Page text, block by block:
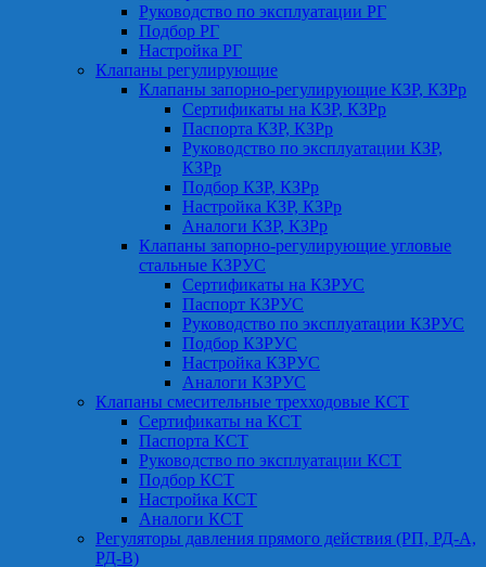
Руководство по эксплуатации РГ
Подбор РГ
Настройка РГ
Клапаны регулирующие
Клапаны запорно-регулирующие КЗР, КЗРр
Сертификаты на КЗР, КЗРр
Паспорта КЗР, КЗРр
Руководство по эксплуатации КЗР,
КЗРр
Подбор КЗР, КЗРр
Настройка КЗР, КЗРр
Аналоги КЗР, КЗРр
Клапаны запорно-регулирующие угловые
стальные КЗРУС
Сертификаты на КЗРУС
Паспорт КЗРУС
Руководство по эксплуатации КЗРУС
Подбор КЗРУС
Настройка КЗРУС
Аналоги КЗРУС
Клапаны смесительные трехходовые КСТ
Сертификаты на КСТ
Паспорта КСТ
Руководство по эксплуатации КСТ
Подбор КСТ
Настройка КСТ
Аналоги КСТ
Регуляторы давления прямого действия (РП, РД-А,
РД-В)